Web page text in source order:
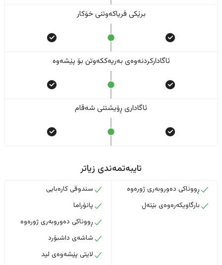
برێکی فریاکەوتنی خۆکار
ئاگادارکردنەوەی بەریەککەوتن بۆ پێشەوە
ئاگاداری ڕۆیشتنی شەقام
تایبەتمەندی زیاتر
ڕووناکی دەوروبەری ژورەوە
بارگاویکەرەوەی بێتەل
سندوقی کارەبایی
پانۆراما
ڕووناکی دەوروبەری ژورەوە
شاشەی داشبۆرد
لایتی پێشەوەی لید